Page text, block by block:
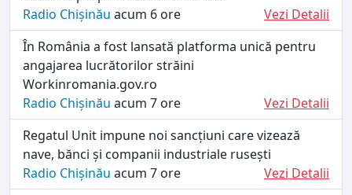
Radio Chișinău acum 6 ore
Vezi Detalii
În România a fost lansată platforma unică pentru
angajarea lucrătorilor străini
Workinromania.gov.ro
Radio Chișinău acum 7 ore
Vezi Detalii
Regatul Unit impune noi sancțiuni care vizează
nave, bănci și companii industriale rusești
Radio Chișinău acum 7 ore
Vezi Detalii